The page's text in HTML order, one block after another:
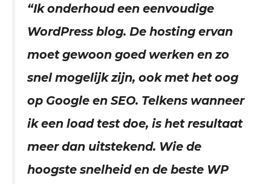
“Ik onderhoud een eenvoudige
WordPress blog. De hosting ervan
moet gewoon goed werken en zo
snel mogelijk zijn, ook met het oog
op Google en SEO. Telkens wanneer
ik een load test doe, is het resultaat
meer dan uitstekend. Wie de
hoogste snelheid en de beste WP